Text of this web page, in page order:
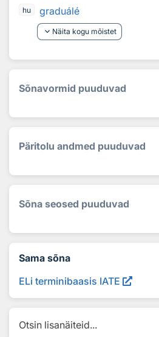
hu
graduálé
keyboard_arrow_down Näita kogu mõistet
Sõnavormid puuduvad
Päritolu andmed puuduvad
Sõna seosed puuduvad
Sama sõna
ELi terminibaasis IATE
Otsin lisanäiteid...